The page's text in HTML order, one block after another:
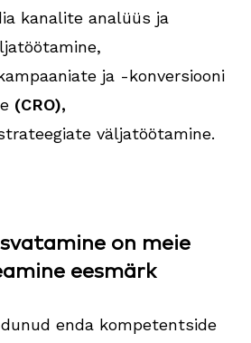
kanalite analüüs ja
ja -konversiooni
(CRO),
väljatöötamine.
on meie
eesmärk
enda kompetentside